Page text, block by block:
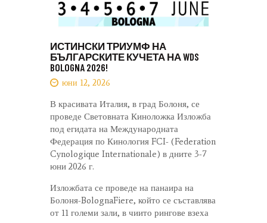
ИСТИНСКИ ТРИУМФ НА
БЪЛГАРСКИТЕ КУЧЕТА НА WDS
BOLOGNA 2026!
юни 12, 2026
В красивата Италия, в град Болоня, се
проведе Световната Киноложка Изложба
под егидата на Международната
Федерация по Кинология FCI- (Federation
Cynologique Internationale) в дните 3-7
юни 2026 г.
Изложбата се проведе на панаира на
Болоня-BolognaFiere, който се съставлява
от 11 големи зали, в чиито рингове взеха